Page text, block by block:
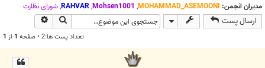
مدیران انجمن: MOHAMMAD_ASEMOONI
,
Mohsen1001
,
RAHVAR
,شوراي نظارت
ارسال پست جستجو
تعداد پست ها:2 • صفحه 1 از 1